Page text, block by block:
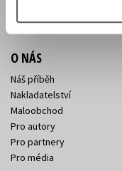
Sídlo společnosti
O NÁS
Náš příběh
Nakladatelství
Maloobchod
Pro autory
Pro partnery
Pro média